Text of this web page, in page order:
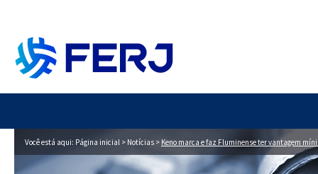
Você está aqui: Página inicial > Notícias > Keno marca e faz Fluminense ter vantagem